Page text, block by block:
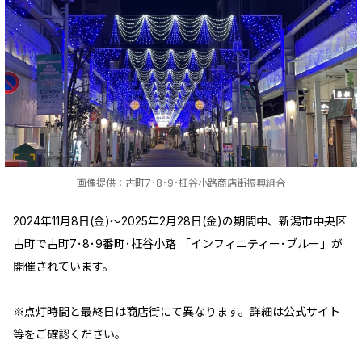
画像提供：古町7･8･9･柾谷小路商店街振興組合
2024年11月8日(金)～2025年2月28日(金)の期間中、新潟市中央区
古町で古町7･8･9番町･柾谷小路 「インフィニティー･ブルー」が
開催されています。
※点灯時間と最終日は商店街にて異なります。詳細は公式サイト
等をご確認ください。